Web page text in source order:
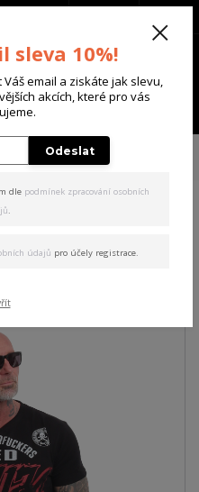
Menu
pánské tričko Nailed Regular T-
S
sleva 10%!
email a ziskáte jak slevu,
akcích, které pro vás
Odeslat
dle podmínek zpracování osobních
.
údajů pro účely registrace.